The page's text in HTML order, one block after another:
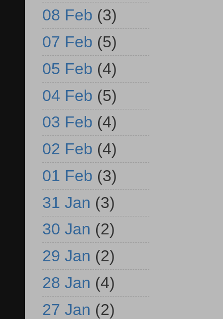
08 Feb (3)
07 Feb (5)
05 Feb (4)
04 Feb (5)
03 Feb (4)
02 Feb (4)
01 Feb (3)
31 Jan (3)
30 Jan (2)
29 Jan (2)
28 Jan (4)
27 Jan (2)